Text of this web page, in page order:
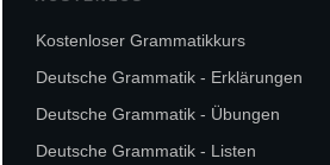
Kostenloser Grammatikkurs
Deutsche Grammatik - Erklärungen
Deutsche Grammatik - Übungen
Deutsche Grammatik - Listen